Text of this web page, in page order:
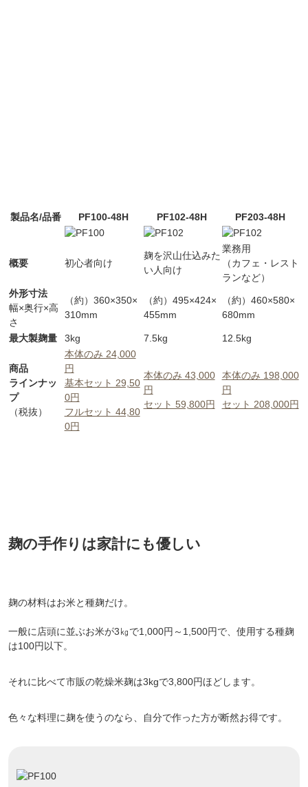
製品名/品番 PF100-48H PF102-48H PF203-48H
概要 初心者向け
麹を沢山仕込みた
い人向け
業務用
（カフェ・レスト
ランなど）
外形寸法
幅×奥行×高
さ
（約）360×350×
310mm
（約）495×424×
455mm
（約）460×580×
680mm
最大製麹量 3kg 7.5kg 12.5kg
商品
ラインナッ
プ
（税抜）
本体のみ 24,000
円
基本セット 29,50
0円
フルセット 44,80
0円
本体のみ 43,000
円
セット 59,800円
本体のみ 198,000
円
セット 208,000円
麹の手作りは家計にも優しい
麹の材料はお米と種麹だけ。
一般に店頭に並ぶお米が3㎏で1,000円～1,500円で、使用する種麹
は100円以下。
それに比べて市販の乾燥米麹は3kgで3,800円ほどします。
色々な料理に麹を使うのなら、自分で作った方が断然お得です。